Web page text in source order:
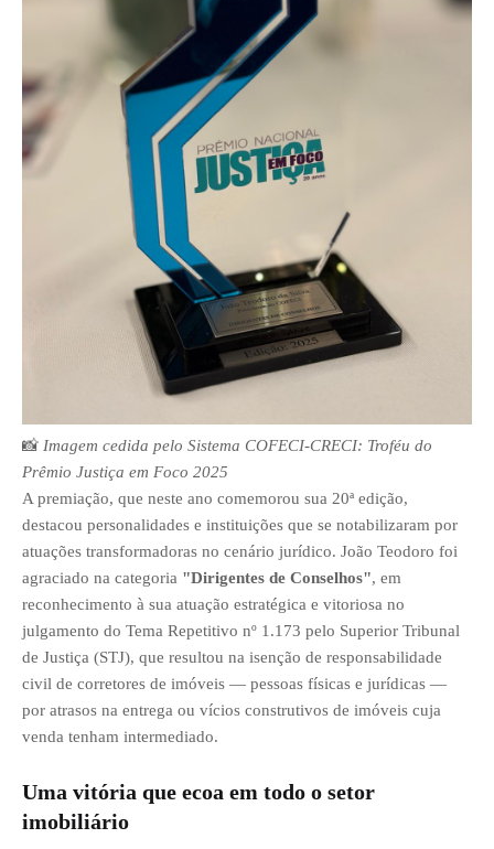
📸 Imagem cedida pelo Sistema COFECI-CRECI: Troféu do
Prêmio Justiça em Foco 2025
A premiação, que neste ano comemorou sua 20ª edição,
destacou personalidades e instituições que se notabilizaram por
atuações transformadoras no cenário jurídico. João Teodoro foi
agraciado na categoria "Dirigentes de Conselhos", em
reconhecimento à sua atuação estratégica e vitoriosa no
julgamento do Tema Repetitivo nº 1.173 pelo Superior Tribunal
de Justiça (STJ), que resultou na isenção de responsabilidade
civil de corretores de imóveis — pessoas físicas e jurídicas —
por atrasos na entrega ou vícios construtivos de imóveis cuja
venda tenham intermediado.
Uma vitória que ecoa em todo o setor
imobiliário